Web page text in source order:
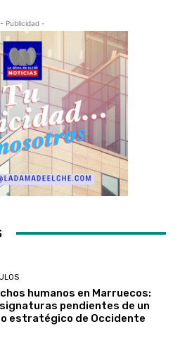
- Publicidad -
humanos en Marruecos:
pendientes de un
estratégico de Occidente